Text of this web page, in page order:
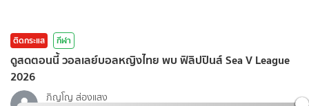
ติดกระแส กีฬา
ดูสดตอนนี้ วอลเลย์บอลหญิงไทย พบ ฟิลิปปินส์ Sea V League
2026
ภิญโญ ส่องแสง